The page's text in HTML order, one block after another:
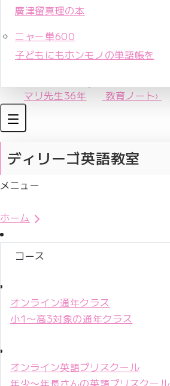
廣津留真理の本
ニャー単600
子どもにもホンモノの単語帳を
マリ先生36年 教育ノート›
ディリーゴ英語教室
メニュー
ホーム
コース
オンライン通年クラス
小1〜高3対象の通年クラス
オンライン英語プリスクール
年少〜年長さんの英語プリスクール